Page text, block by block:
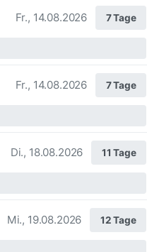
Fr., 14.08.2026 7 Tage
Fr., 14.08.2026 7 Tage
Di., 18.08.2026 11 Tage
Mi., 19.08.2026 12 Tage